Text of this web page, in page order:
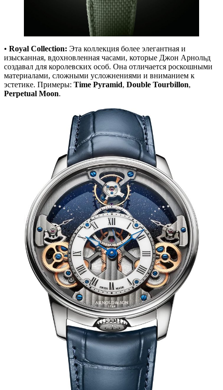
• Royal Collection: Эта коллекция более элегантная и
изысканная, вдохновленная часами, которые Джон Арнольд
создавал для королевских особ. Она отличается роскошными
материалами, сложными усложнениями и вниманием к
эстетике. Примеры: Time Pyramid, Double Tourbillon,
Perpetual Moon.